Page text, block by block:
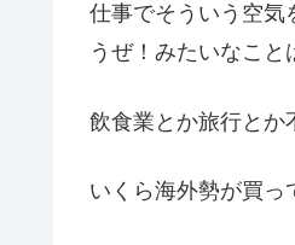
仕事でそういう空気
うぜ！みたいなこと
飲食業とか旅行とか
いくら海外勢が買っ